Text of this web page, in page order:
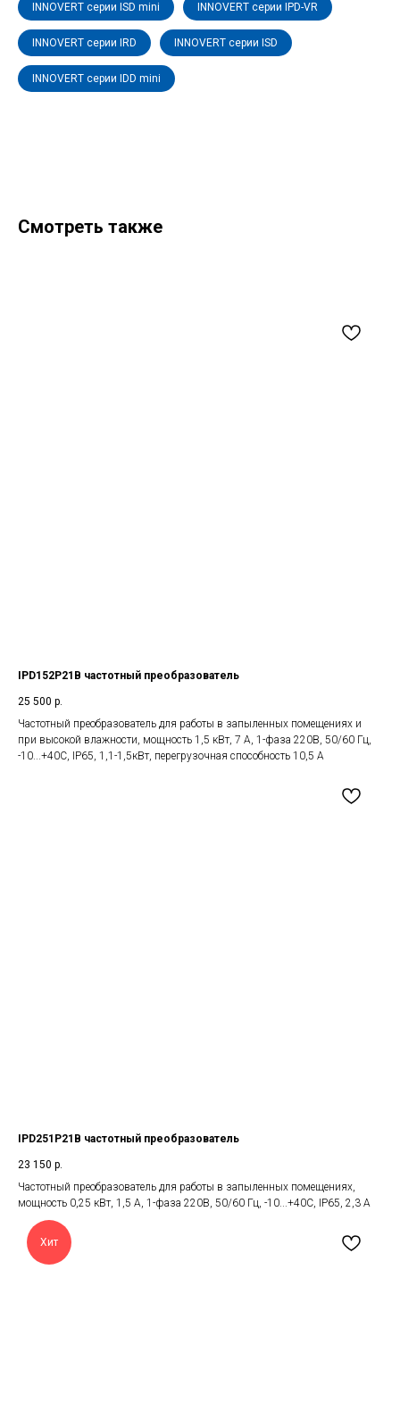
INNOVERT серии ISD mini INNOVERT серии IPD-VR
INNOVERT серии IRD INNOVERT серии ISD
INNOVERT серии IDD mini
Смотреть также
IPD152P21B частотный преобразователь
25 500 р.
Частотный преобразователь для работы в запыленных помещениях и
при высокой влажности, мощность 1,5 кВт, 7 А, 1-фаза 220В, 50/60 Гц,
-10...+40С, IP65, 1,1-1,5кВт, перегрузочная способность 10,5 А
IPD251P21B частотный преобразователь
23 150 р.
Частотный преобразователь для работы в запыленных помещениях,
мощность 0,25 кВт, 1,5 А, 1-фаза 220В, 50/60 Гц, -10...+40С, IP65, 2,3 А
Хит